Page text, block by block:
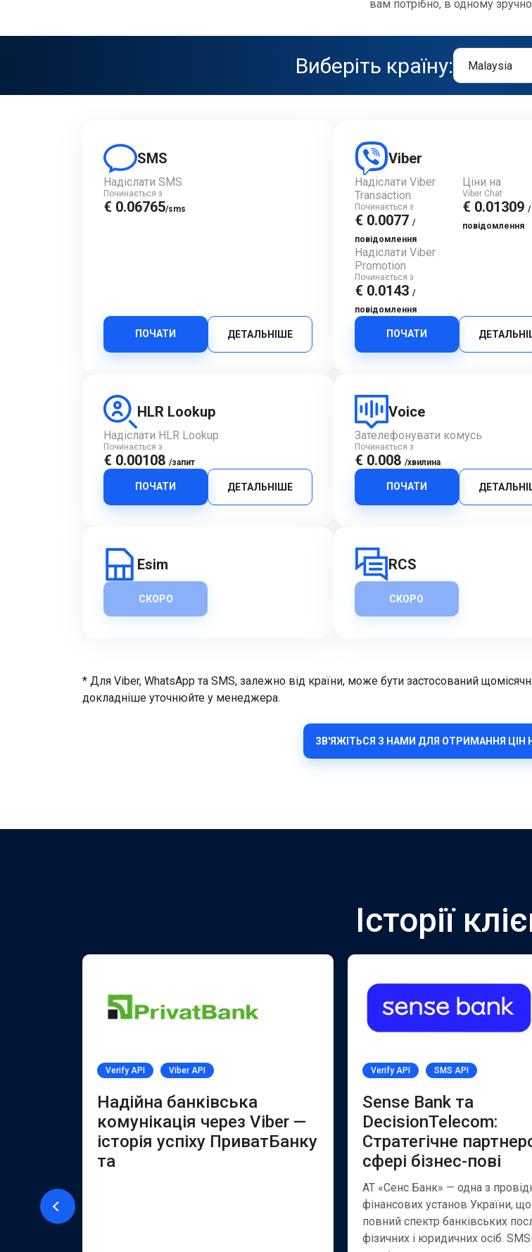
вам потрібно, в одному
Виберіть країну:
SMS
Надіслати SMS
Починається з
€ 0.06765/sms
ПОЧАТИ ДЕТАЛЬНІШЕ
Viber
Надіслати Viber
Transaction
Починається з
€ 0.0077 /
повідомлення
Надіслати Viber
Promotion
Починається з
€ 0.0143 /
повідомлення
Ціни на
Viber Chat
€ 0.01309/
повідомлення
ПОЧАТИ
HLR Lookup
Надіслати HLR Lookup
Починається з
€ 0.00108 /запит
ПОЧАТИ ДЕТАЛЬНІШЕ
Voice
Зателефонувати комусь
Починається з
€ 0.008 /хвилина
ПОЧАТИ
Esim
СКОРО
RCS
СКОРО
* Для Viber, WhatsApp та SMS, залежно від країни, може бути застосований
докладніше уточнюйте у менеджера.
ЗВ'ЯЖІТЬСЯ З НАМИ ДЛЯ ОТРИМАННЯ ЦІН
Історії
Verify API Viber API
Надійна банківська
комунікація через Viber —
історія успіху ПриватБанку
та
Verify API SMS API
Sense Bank та
DecisionTelecom:
Стратегічне
сфері бізнес-пові
АТ «Сенс Банк» — одна з
фінансових установ України,
повний спектр банківських
фізичних і юридичних осіб.